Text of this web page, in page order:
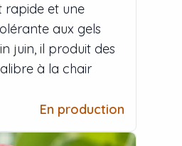
rapide et une
aux gels
juin, il produit des
à la chair
En production